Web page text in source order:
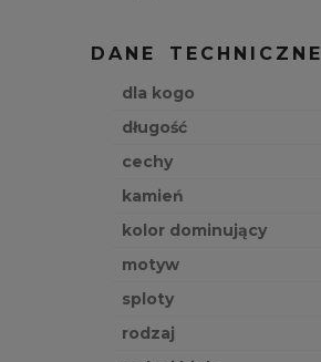
DANE TECHNICZNE
dla kogo
długość
cechy
kamień
kolor dominujący
motyw
sploty
rodzaj